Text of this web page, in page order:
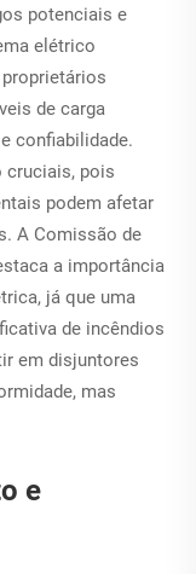
potenciais e
elétrico
de carga
confiabilidade.
cruciais, pois
podem afetar
A Comissão de
a importância
já que uma
de incêndios
em disjuntores
mas
e